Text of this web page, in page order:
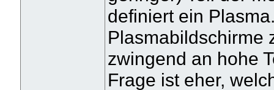
definiert ein
Plasmabildschirme
zwingend an hohe
Frage ist eher,